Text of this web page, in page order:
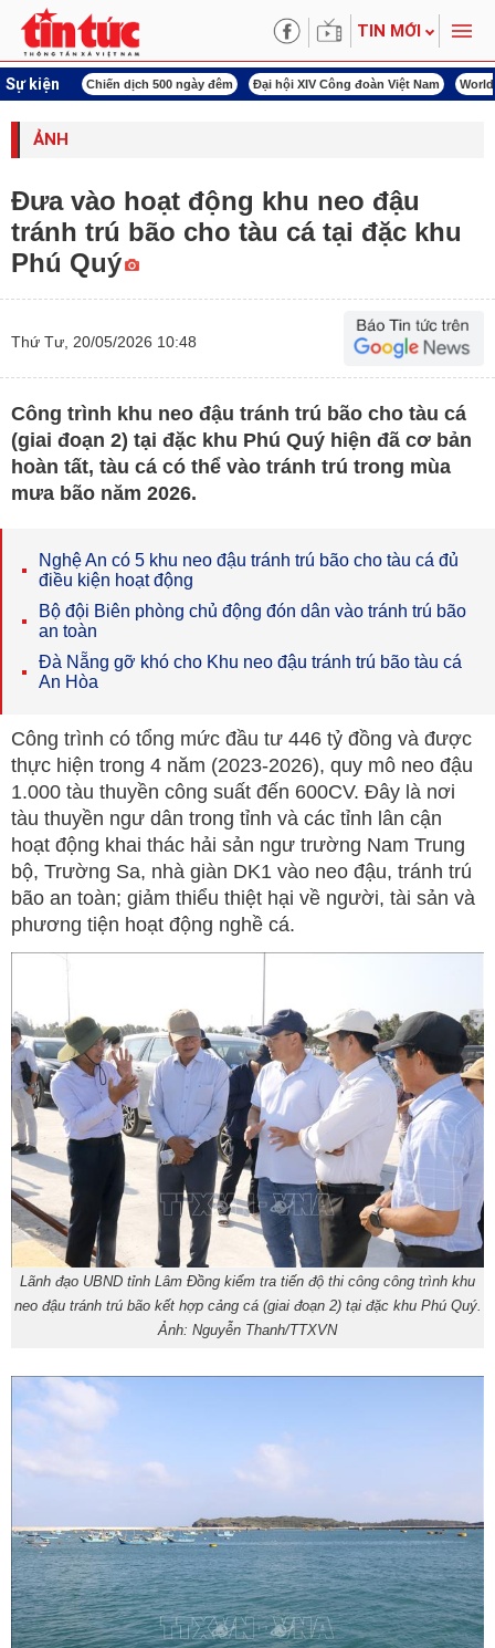
TIN MỚI
Sự kiện
mạng Chiến dịch 500 ngày đêm Đại hội XIV Công đoàn Việt Nam
ẢNH
Đưa vào hoạt động khu neo đậu
tránh trú bão cho tàu cá tại đặc khu
Phú Quý
Thứ Tư, 20/05/2026 10:48
Công trình khu neo đậu tránh trú bão cho tàu cá
(giai đoạn 2) tại đặc khu Phú Quý hiện đã cơ bản
hoàn tất, tàu cá có thể vào tránh trú trong mùa
mưa bão năm 2026.
Nghệ An có 5 khu neo đậu tránh trú bão cho tàu cá đủ
điều kiện hoạt động
Bộ đội Biên phòng chủ động đón dân vào tránh trú bão
an toàn
Đà Nẵng gỡ khó cho Khu neo đậu tránh trú bão tàu cá
An Hòa
Công trình có tổng mức đầu tư 446 tỷ đồng và được
thực hiện trong 4 năm (2023-2026), quy mô neo đậu
1.000 tàu thuyền công suất đến 600CV. Đây là nơi
tàu thuyền ngư dân trong tỉnh và các tỉnh lân cận
hoạt động khai thác hải sản ngư trường Nam Trung
bộ, Trường Sa, nhà giàn DK1 vào neo đậu, tránh trú
bão an toàn; giảm thiểu thiệt hại về người, tài sản và
phương tiện hoạt động nghề cá.
Lãnh đạo UBND tỉnh Lâm Đồng kiểm tra tiến độ thi công công trình khu
neo đậu tránh trú bão kết hợp cảng cá (giai đoạn 2) tại đặc khu Phú Quý.
Ảnh: Nguyễn Thanh/TTXVN